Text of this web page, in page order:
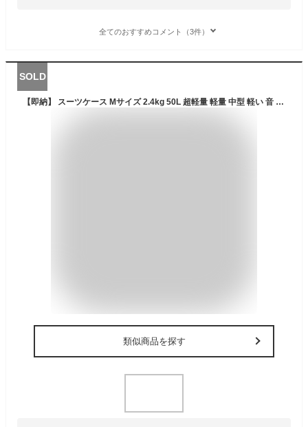
全てのおすすめコメント（3件）
SOLD
【即納】 スーツケース Mサイズ 2.4kg 50L 超軽量 軽量 中型 軽い 音 静か キャリー バッグ キャリーバッグ キャリーケース ハードケース 静音 キャスター シーンプラスライト 3泊 4泊 5泊 3日 4日 5日 TSAロック 送料無料
類似商品を探す